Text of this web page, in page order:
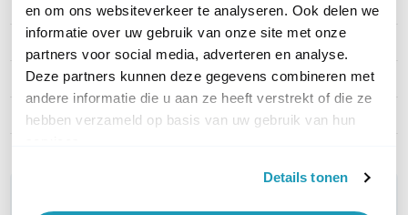
en om ons websiteverkeer te analyseren. Ook delen we
informatie over uw gebruik van onze site met onze
partners voor social media, adverteren en analyse.
Deze partners kunnen deze gegevens combineren met
andere informatie die u aan ze heeft verstrekt of die ze
hebben verzameld op basis van uw gebruik van hun
Details tonen
Materiaal Aluminium
Camera Nee
Montage Opbouw
Deuropener relays 1